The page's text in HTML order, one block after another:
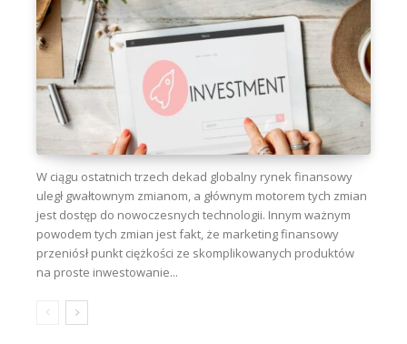
W ciągu ostatnich trzech dekad globalny rynek finansowy
uległ gwałtownym zmianom, a głównym motorem tych zmian
jest dostęp do nowoczesnych technologii. Innym ważnym
powodem tych zmian jest fakt, że marketing finansowy
przeniósł punkt ciężkości ze skomplikowanych produktów
na proste inwestowanie...